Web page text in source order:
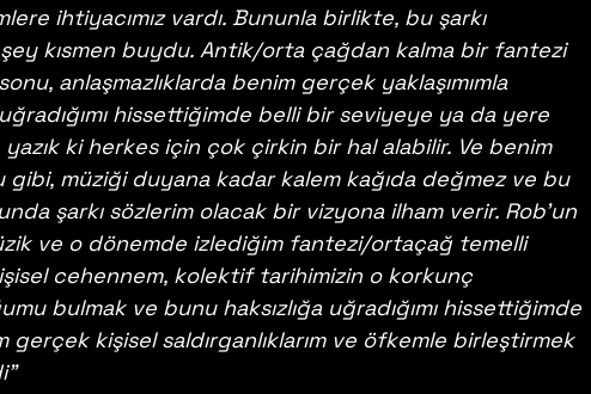
ihtiyacımız vardı. Bununla birlikte, bu şarkı
kısmen buydu. Antik/orta çağdan kalma bir fantezi
anlaşmazlıklarda benim gerçek yaklaşımımla
hissettiğimde belli bir seviyeye ya da yere
ki herkes için çok çirkin bir hal alabilir. Ve benim
müziği duyana kadar kalem kağıda değmez ve bu
şarkı sözlerim olacak bir vizyona ilham verir. Rob'un
ve o dönemde izlediğim fantezi/ortaçağ temelli
cehennem, kolektif tarihimizin o korkunç
bulmak ve bunu haksızlığa uğradığımı hissettiğimde
gerçek kişisel saldırganlıklarım ve öfkemle birleştirmek